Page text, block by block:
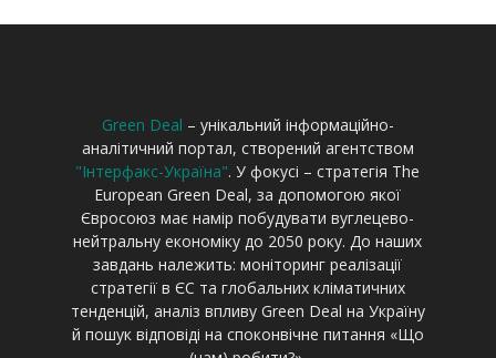
Green Deal – унікальний інформаційно-
аналітичний портал, створений агентством
"Інтерфакс-Україна". У фокусі – стратегія The
European Green Deal, за допомогою якої
Євросоюз має намір побудувати вуглецево-
нейтральну економіку до 2050 року. До наших
завдань належить: моніторинг реалізації
стратегії в ЄС та глобальних кліматичних
тенденцій, аналіз впливу Green Deal на Україну
й пошук відповіді на споконвічне питання «Що